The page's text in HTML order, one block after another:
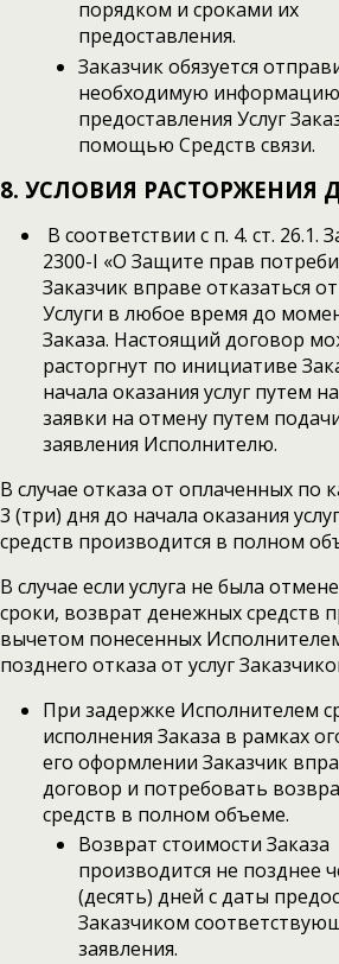
порядком и сроками их
предоставления.
Заказчик обязуется
необходимую
предоставления Услуг
помощью Средств связи.
8. УСЛОВИЯ РАСТОРЖЕНИЯ
В соответствии с п. 4. ст.
2300-I «О Защите прав
Заказчик вправе отказаться
Услуги в любое время до
Заказа. Настоящий договор
расторгнут по инициативе
начала оказания услуг путем
заявки на отмену путем
заявления Исполнителю.
В случае отказа от оплаченных по
3 (три) дня до начала оказания
средств производится в полном
В случае если услуга не была
сроки, возврат денежных средств
вычетом понесенных
позднего отказа от услуг
При задержке Исполнителем
исполнения Заказа в рамках
его оформлении Заказчик
договор и потребовать
средств в полном объеме.
Возврат стоимости Заказа
производится не позднее
(десять) дней с даты
Заказчиком
заявления.